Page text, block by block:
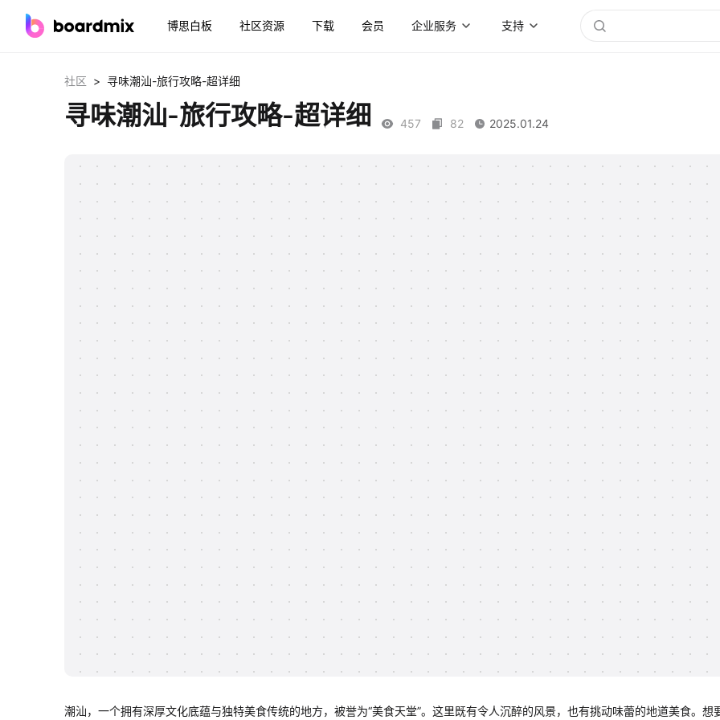
博思白板 社区资源 下载 会员 企业服务 支持
社区 > 寻味潮汕-旅行攻略-超详细
寻味潮汕-旅行攻略-超详细 457 82 2025.01.24
潮汕，一个拥有深厚文化底蕴与独特美食传统的地方，被誉为“美食天堂”。这里既有令人沉醉的风景，也有挑动味蕾的地道美食。想